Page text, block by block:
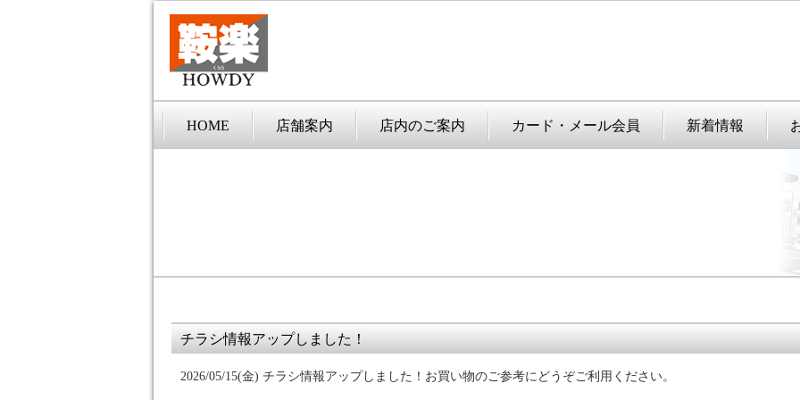
HOME 店舗案内 店内のご案内 カード・メール会員 新着情報
チラシ情報アップしました！
2026/05/15(金) チラシ情報アップしました！ お買い物のご参考にどうぞご利用ください。